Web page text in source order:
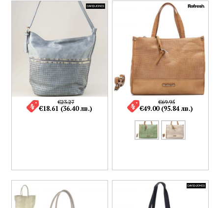
€23.27
€18.61 (36.40 лв.)
€69.95
€49.00 (95.84 лв.)